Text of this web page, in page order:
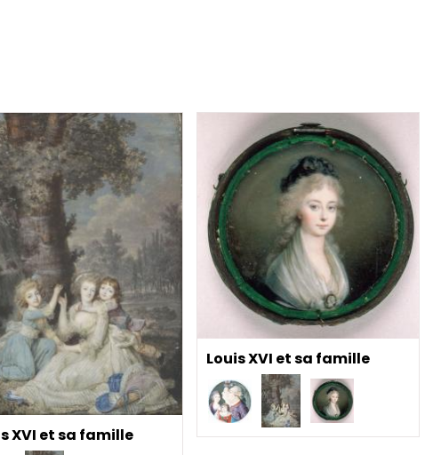
XVI et sa famille
Louis XVI et sa famille